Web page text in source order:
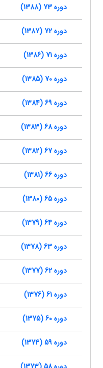
دوره 73 (1388)
دوره 72 (1387)
دوره 71 (1386)
دوره 70 (1385)
دوره 69 (1384)
دوره 68 (1383)
دوره 67 (1382)
دوره 66 (1381)
دوره 65 (1380)
دوره 64 (1379)
دوره 63 (1378)
دوره 62 (1377)
دوره 61 (1376)
دوره 60 (1375)
دوره 59 (1374)